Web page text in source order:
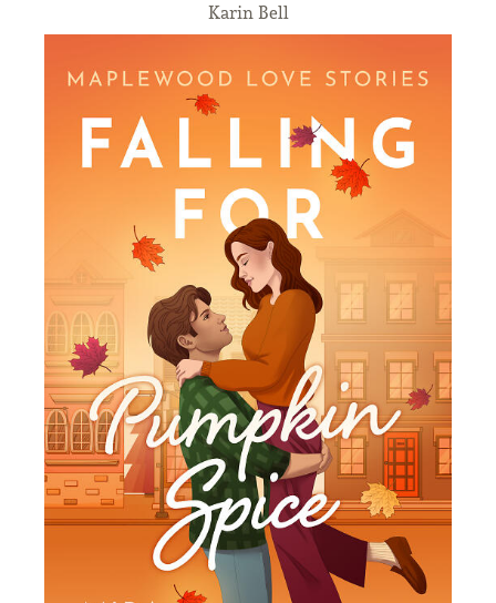
Karin Bell